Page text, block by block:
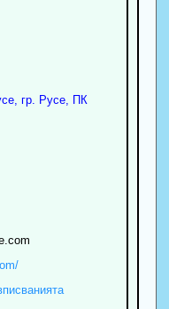
, гр. Русе, ПК